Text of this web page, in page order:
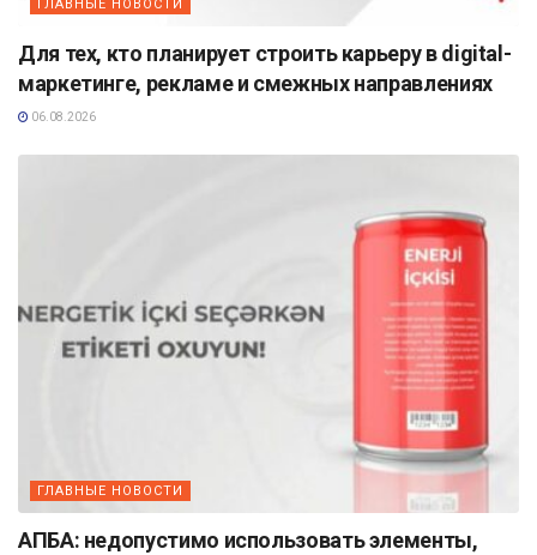
ГЛАВНЫЕ НОВОСТИ
Для тех, кто планирует строить карьеру в digital-
маркетинге, рекламе и смежных направлениях
06.08.2026
ГЛАВНЫЕ НОВОСТИ
АПБА: недопустимо использовать элементы,